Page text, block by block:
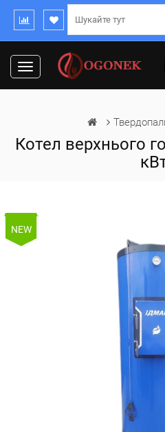
Toggle
navigation
Котел верхнього
NEW